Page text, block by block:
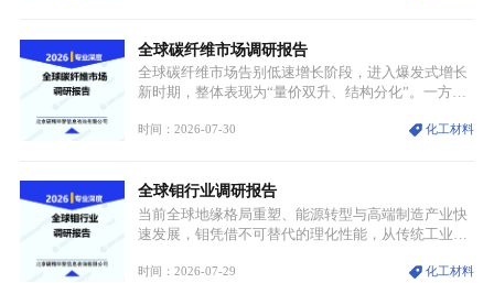
型为新能源核心战略矿产，全球产业形成“印尼掌控
资源与产能、中国主导消费与技术、工艺向低碳湿法
迭代、再生镍加速补位”的全新格局。
全球碳纤维市场调研报告
全球碳纤维市场告别低速增长阶段，进入爆发式增长
新时期，整体表现为“量价双升、结构分化”。一方面
持续扩张；另一方面产品、需求、应用场景呈现明显
体规模扩张，高附加值领域与规模化工业应用形成两
大独立增长体系。
时间：2026-07-30 化工材料
全球钼行业调研报告
当前全球地缘格局重塑、能源转型与高端制造产业快
速发展，钼凭借不可替代的理化性能，从传统工业金
需格局重构、价值体系重估的新阶段。钼是典型难熔
时间：2026-07-29 化工材料